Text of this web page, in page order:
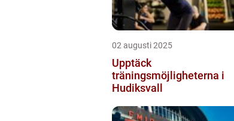
02 augusti 2025
Upptäck
träningsmöjligheterna i
Hudiksvall